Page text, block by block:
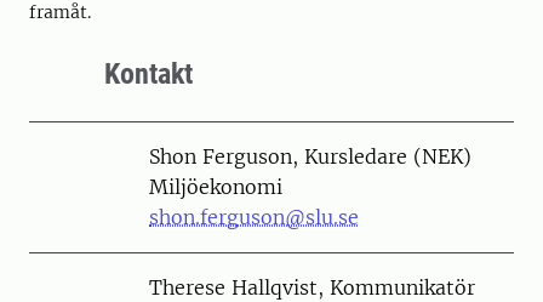
framåt.
Kontakt
PersonShon Ferguson, Kursledare (NEK)
Miljöekonomi
shon.ferguson@slu.se
PersonTherese Hallqvist, Kommunikatör